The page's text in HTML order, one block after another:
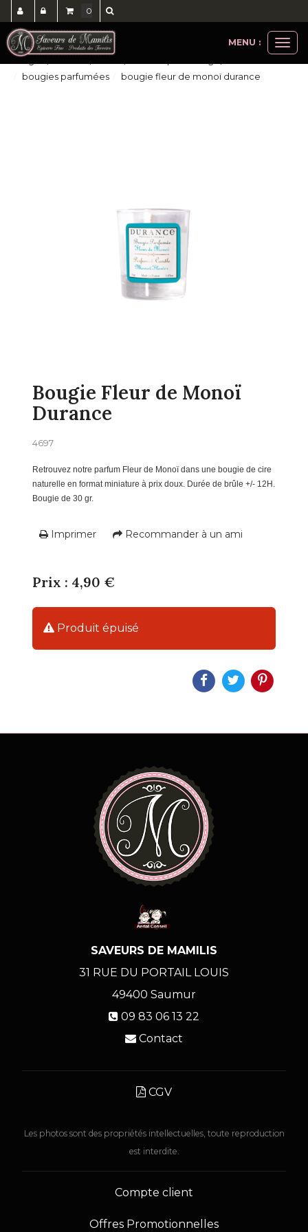
le
MENU :
bougies, senteurs, savons, soins corps et visage, cheveux
bougies parfumées
bougie fleur de monoï durance
Bougie Fleur de Monoï
Durance
4697
Retrouvez notre parfum Fleur de Monoï dans une bougie de cire
naturelle en format miniature à prix doux. Durée de brûle +/- 12H.
Bougie de 30 gr.
Imprimer Recommander à un ami
Prix : 4,90 €
Produit épuisé
0
SAVEURS DE MAMILIS
31 RUE DU PORTAIL LOUIS
49400 Saumur
09 83 06 13 22
Contact
CGV
Les photos sont des propriétés intellectuelles, toute reproduction
est interdite.
Compte client
Offres Promotionnelles